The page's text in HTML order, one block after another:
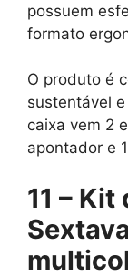
possuem
formato
O produto é
sustentável
caixa vem 2
apontador e
11 – Kit